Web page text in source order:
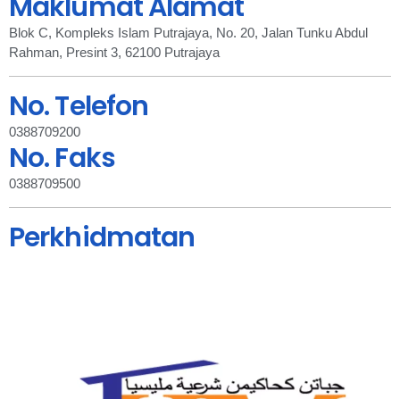
Blok C, Kompleks Islam Putrajaya, No. 20, Jalan Tunku Abdul
Rahman, Presint 3, 62100 Putrajaya
No. Telefon
0388709200
No. Faks
0388709500
Perkhidmatan